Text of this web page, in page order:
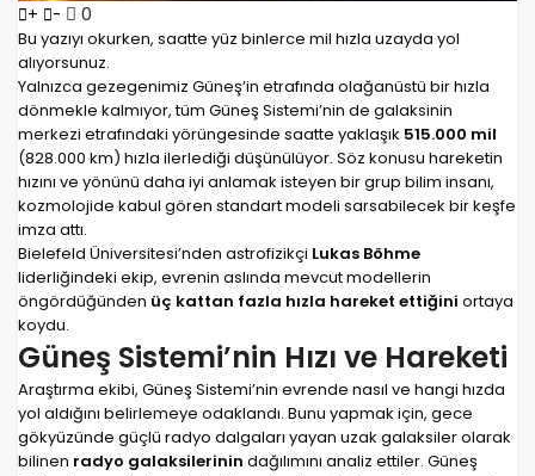
+ - 0
Bu yazıyı okurken, saatte yüz binlerce mil hızla uzayda yol
alıyorsunuz.
Yalnızca gezegenimiz Güneş’in etrafında olağanüstü bir hızla
dönmekle kalmıyor, tüm Güneş Sistemi’nin de galaksinin
merkezi etrafındaki yörüngesinde saatte yaklaşık 515.000 mil
(828.000 km) hızla ilerlediği düşünülüyor. Söz konusu hareketin
hızını ve yönünü daha iyi anlamak isteyen bir grup bilim insanı,
kozmolojide kabul gören standart modeli sarsabilecek bir keşfe
imza attı.
Bielefeld Üniversitesi’nden astrofizikçi Lukas Böhme
liderliğindeki ekip, evrenin aslında mevcut modellerin
öngördüğünden üç kattan fazla hızla hareket ettiğini ortaya
koydu.
Güneş Sistemi’nin Hızı ve Hareketi
Araştırma ekibi, Güneş Sistemi’nin evrende nasıl ve hangi hızda
yol aldığını belirlemeye odaklandı. Bunu yapmak için, gece
gökyüzünde güçlü radyo dalgaları yayan uzak galaksiler olarak
bilinen radyo galaksilerinin dağılımını analiz ettiler. Güneş